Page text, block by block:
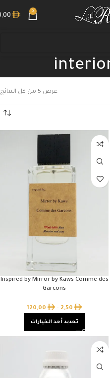
0
عرض ⁦5⁩ من كل النتائج
Inspired by Mirror by Kaws Comme des
Garcons
2,50
–
120,00
تحديد أحد الخيارات